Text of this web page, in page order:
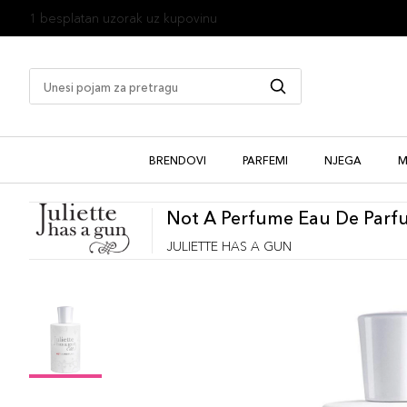
1 besplatan uzorak uz kupovinu
BRENDOVI PARFEMI NJEGA
Not A Perfume Eau De
JULIETTE HAS A GUN